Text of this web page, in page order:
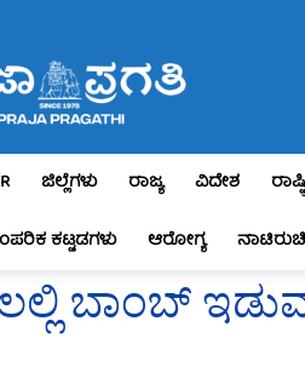
Pragathi
ಜಿಲ್ಲೆಗಳು ರಾಜ್ಯ ವಿದೇಶ
ಕಟ್ಟಡಗಳು ಆರೋಗ್ಯ ನಾಟಿರುಚಿ
ಬಾಂಬ್